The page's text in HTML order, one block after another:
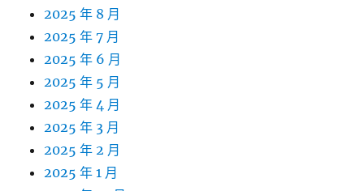
2025 年 8 月
2025 年 7 月
2025 年 6 月
2025 年 5 月
2025 年 4 月
2025 年 3 月
2025 年 2 月
2025 年 1 月